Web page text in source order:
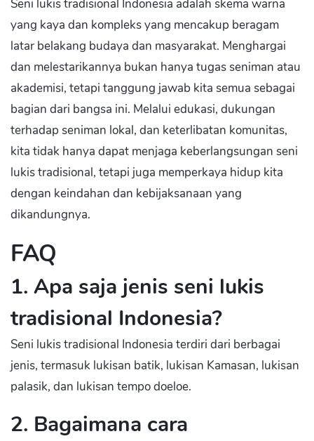
Seni lukis tradisional Indonesia adalah skema warna
yang kaya dan kompleks yang mencakup beragam
latar belakang budaya dan masyarakat. Menghargai
dan melestarikannya bukan hanya tugas seniman atau
akademisi, tetapi tanggung jawab kita semua sebagai
bagian dari bangsa ini. Melalui edukasi, dukungan
terhadap seniman lokal, dan keterlibatan komunitas,
kita tidak hanya dapat menjaga keberlangsungan seni
lukis tradisional, tetapi juga memperkaya hidup kita
dengan keindahan dan kebijaksanaan yang
dikandungnya.
FAQ
1. Apa saja jenis seni lukis
tradisional Indonesia?
Seni lukis tradisional Indonesia terdiri dari berbagai
jenis, termasuk lukisan batik, lukisan Kamasan, lukisan
palasik, dan lukisan tempo doeloe.
2. Bagaimana cara